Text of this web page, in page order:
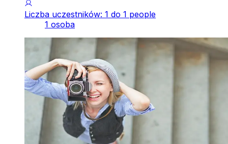
Liczba uczestników: 1 do 1 people
1 osoba